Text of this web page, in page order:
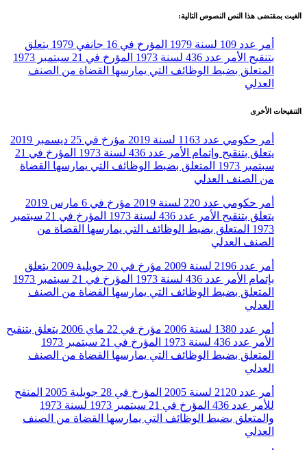
الغيت بمقتضى هذا النص النصوص التالية:
أمر عدد 109 لسنة 1979 المؤرخ في 16 جانفي 1979 يتعلق
بتنقيح الأمر عدد 436 لسنة 1973 المؤرخ في 21 سبتمبر 1973
المتعلق بضبط الوظائف التي يمارسها القضاة من الصنف
العدلي
التنقيحات الأخرى
أمر حكومي عدد 1163 لسنة 2019 مؤرخ في 25 ديسمبر 2019
يتعلق بتنقيح وإتمام الأمر عدد 436 لسنة 1973 المؤرخ في 21
سبتمبر 1973 المتعلق بضبط الوظائف التي يمارسها القضاة
من الصنف العدلي
أمر حكومي عدد 220 لسنة 2019 مؤرخ في 6 مارس 2019
يتعلق بتنقيح الأمر عدد 436 لسنة 1973 المؤرخ في 21 سبتمبر
1973 المتعلق بضبط الوظائف التي يمارسها القضاة من
الصنف العدلي
أمر عدد 2196 لسنة 2009 مؤرخ في 20 جويلية 2009 يتعلق
بإتمام الأمر عدد 436 لسنة 1973 المؤرخ في 21 سبتمبر 1973
المتعلق بضبط الوظائف التي يمارسها القضاة من الصنف
العدلي
أمر عدد 1380 لسنة 2006 مؤرخ في 22 ماي 2006 يتعلق بتنقيح
الأمر عدد 436 لسنة 1973 المؤرخ في 21 سبتمبر 1973
المتعلق بضبط الوظائف التي يمارسها القضاة من الصنف
العدلي
أمر عدد 2120 لسنة 2005 المؤرخ في 28 جويلية 2005 المنقح
للأمر عدد 436 المؤرخ في 21 سبتمبر 1973 لسنة 1973
والمتعلق بضبط الوظائف التي يمارسها القضاة من الصنف
العدلي